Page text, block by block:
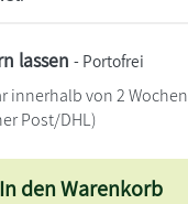
lassen - Portofrei
innerhalb von 2 Wochen
Post/DHL)
In den Warenkorb